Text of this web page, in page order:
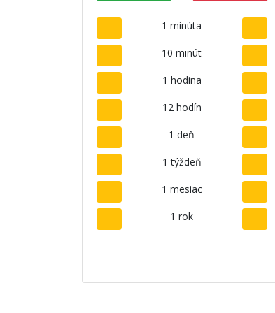
1 minúta
10 minút
1 hodina
12 hodín
1 deň
1 týždeň
1 mesiac
1 rok